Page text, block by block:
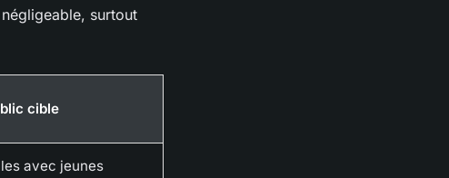
surtout
cible
avec jeunes